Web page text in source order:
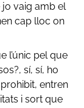
jo vaig amb el
cap lloc on
l’únic pel que
sí, sí, ho
entren
i sort que